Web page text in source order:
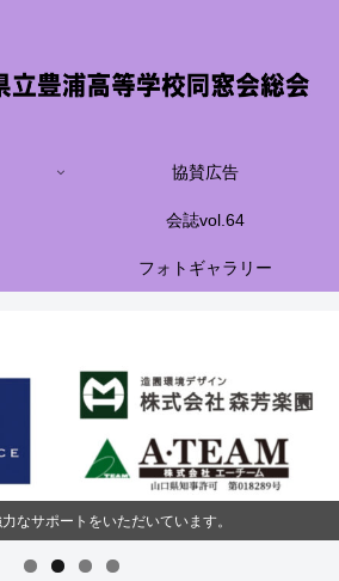
協賛広告
会誌vol.64
フォトギャラリー
なサポートをいただいています。